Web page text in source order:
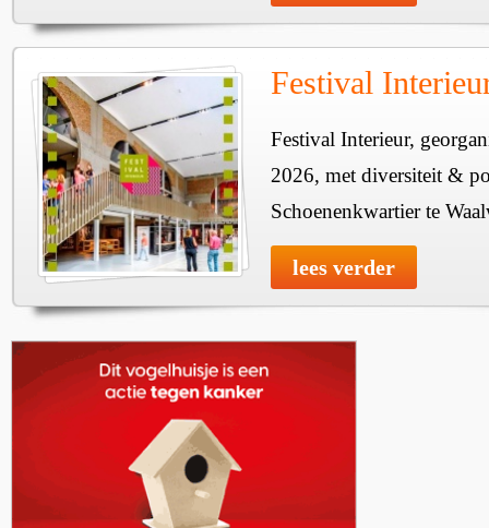
Festival
Festival Interieur,
2026, met diversiteit &
Schoenenkwartier te
lees verder